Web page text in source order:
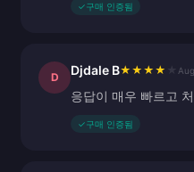
✓구매 인증됨
D Djdale B★ ★ ★ ★
응답이 매우 빠르고
✓구매 인증됨